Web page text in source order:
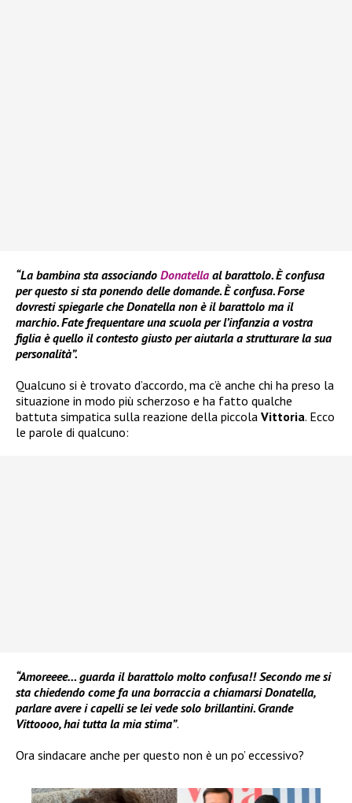
“La bambina sta associando Donatella al barattolo. È confusa
per questo si sta ponendo delle domande. È confusa. Forse
dovresti spiegarle che Donatella non è il barattolo ma il
marchio. Fate frequentare una scuola per l’infanzia a vostra
figlia è quello il contesto giusto per aiutarla a strutturare la sua
personalità”.
Qualcuno si è trovato d’accordo, ma c’è anche chi ha preso la
situazione in modo più scherzoso e ha fatto qualche
battuta simpatica sulla reazione della piccola Vittoria. Ecco
le parole di qualcuno:
“Amoreeee… guarda il barattolo molto confusa!! Secondo me si
sta chiedendo come fa una borraccia a chiamarsi Donatella,
parlare avere i capelli se lei vede solo brillantini. Grande
Vittoooo, hai tutta la mia stima”.
Ora sindacare anche per questo non è un po’ eccessivo?